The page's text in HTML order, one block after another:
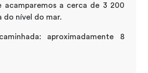
acamparemos a cerca de 3 200
do nível do mar.
aproximadamente 8